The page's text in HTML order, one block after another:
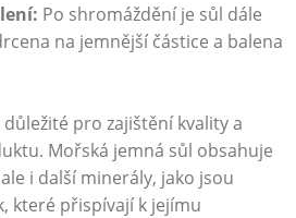
Po shromáždění je sůl dále
na jemnější částice a balena
pro zajištění kvality a
Mořská jemná sůl obsahuje
i další minerály, jako jsou
které přispívají k jejímu